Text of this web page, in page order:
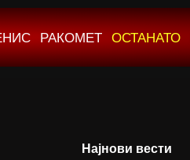
РАКОМЕТ ОСТАНАТО
Најнови вести